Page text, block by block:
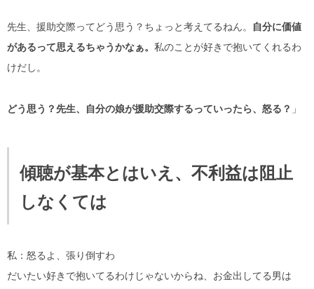
先生、援助交際ってどう思う？ちょっと考えてるねん。
自分に価値
があるって思えるちゃうかなぁ。 私のことが好きで抱いてくれるわ
けだし。
どう思う？先生、自分の娘が援助交際するっていったら、怒る？ 」
傾聴が基本とはいえ、不利益は阻止
しなくては
私：怒るよ、張り倒すわ
だいたい好きで抱いてるわけじゃないからね、お金出してる男は